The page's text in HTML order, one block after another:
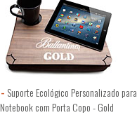
Suporte Ecológico Personalizado para
Notebook com Porta Copo - Gold